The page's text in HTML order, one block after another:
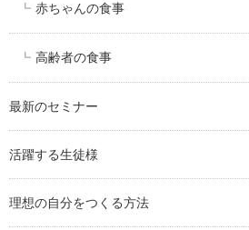
赤ちゃんの食事
高齢者の食事
最新のセミナー
活躍する生徒様
理想の自分をつくる方法